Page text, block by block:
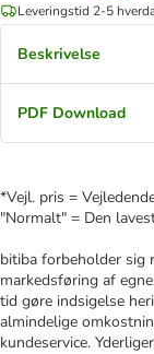
Leveringstid 2-5
Beskrivelse
PDF Download
*Vejl. pris =
"Normalt" = Den
bitiba forbeholder sig
markedsføring af
tid gøre indsigelse
almindelige
kundeservice.